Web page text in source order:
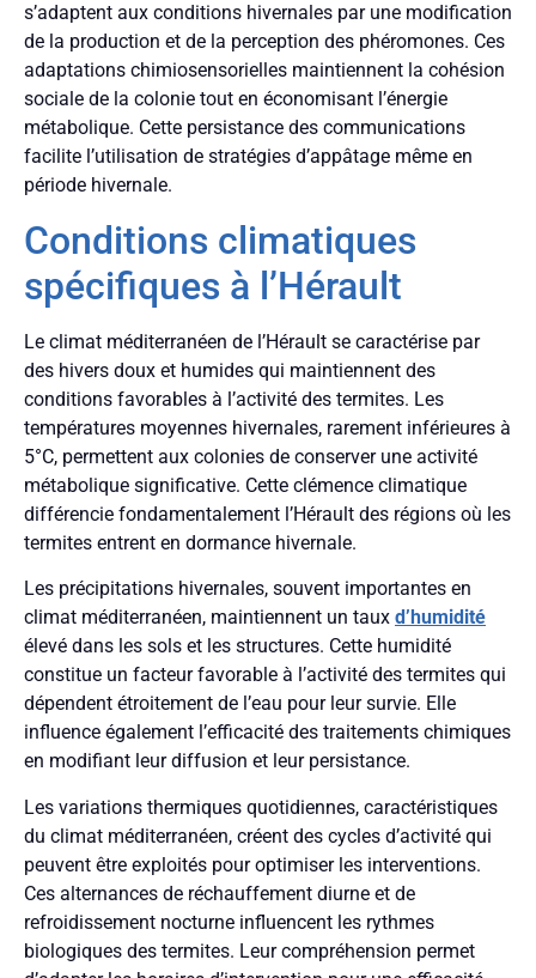
s’adaptent aux conditions hivernales par une modification
de la production et de la perception des phéromones. Ces
adaptations chimiosensorielles maintiennent la cohésion
sociale de la colonie tout en économisant l’énergie
métabolique. Cette persistance des communications
facilite l’utilisation de stratégies d’appâtage même en
période hivernale.
Conditions climatiques
spécifiques à l’Hérault
Le climat méditerranéen de l’Hérault se caractérise par
des hivers doux et humides qui maintiennent des
conditions favorables à l’activité des termites. Les
températures moyennes hivernales, rarement inférieures à
5°C, permettent aux colonies de conserver une activité
métabolique significative. Cette clémence climatique
différencie fondamentalement l’Hérault des régions où les
termites entrent en dormance hivernale.
Les précipitations hivernales, souvent importantes en
climat méditerranéen, maintiennent un taux d’humidité
élevé dans les sols et les structures. Cette humidité
constitue un facteur favorable à l’activité des termites qui
dépendent étroitement de l’eau pour leur survie. Elle
influence également l’efficacité des traitements chimiques
en modifiant leur diffusion et leur persistance.
Les variations thermiques quotidiennes, caractéristiques
du climat méditerranéen, créent des cycles d’activité qui
peuvent être exploités pour optimiser les interventions.
Ces alternances de réchauffement diurne et de
refroidissement nocturne influencent les rythmes
biologiques des termites. Leur compréhension permet